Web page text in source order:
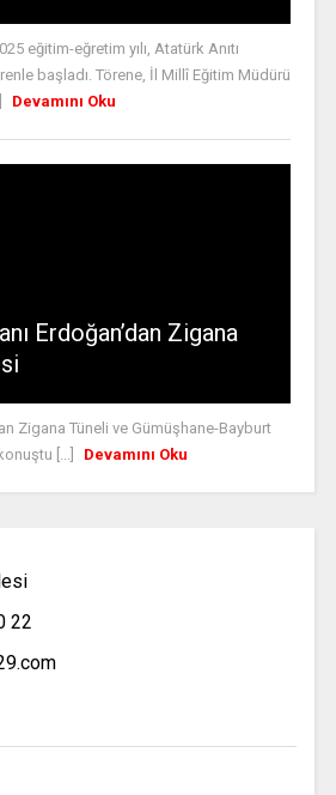
eğitim-eğretim yılı, Atatürk Anıtı
başladı. Törene, İl Millî Eğitim Müdürü
Devamını Oku
Erdoğan’dan Zigana
Zigana Tüneli ve Gümüşhane-Bayburt
[...]
Devamını Oku
22